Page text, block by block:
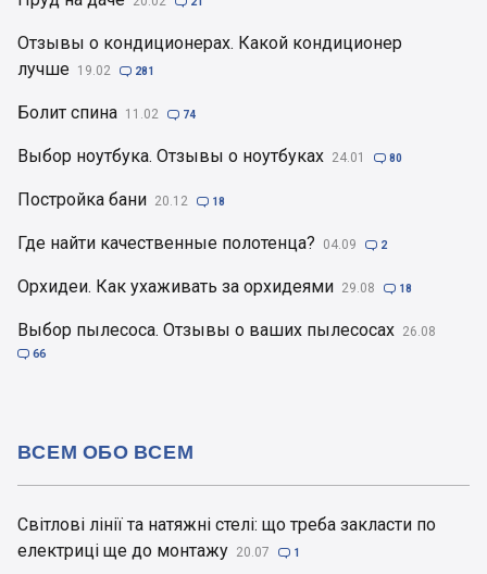
Отзывы о кондиционерах. Какой кондиционер
лучше 19.02  281
Болит спина 11.02  74
Выбор ноутбука. Отзывы о ноутбуках 24.01  80
Постройка бани 20.12  18
Где найти качественные полотенца? 04.09  2
Орхидеи. Как ухаживать за орхидеями 29.08  18
Выбор пылесоса. Отзывы о ваших пылесосах 26.08
 66
Світлові лінії та натяжні стелі: що треба закласти по
електриці ще до монтажу 20.07  1
ВСЕМ ОБО ВСЕМ